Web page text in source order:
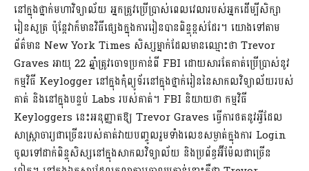
នៅក្នុងថ្នាក់មហាវិទ្យាល័យ អ្នកត្រូវប្រើប្រាស់ពេលវេលារបស់អ្នកដើម្បីសិក្សា
រៀនសូត្រ ប៉ុន្តែវាក៏មានវិធីផ្សេងក្នុងការរៀនបានពិន្ទុខ្ពស់ដែរ។ យោងទៅតាម
ព័ត៌មាន New York Times សិស្សម្នាក់ដែលមានឈ្មោះថា Trevor
Graves អាយុ 22 ឆ្នាំត្រូវចោទប្រកាន់ពី FBI ដោយសារតែគាត់ប្រើប្រាស់នូវ
កម្មវិធី Keylogger នៅក្នុងកុំព្យូទ័រនៅក្នុងថ្នាក់រៀននៃសាកលវិទ្យាល័យរបស់
គាត់ និងនៅក្នុងបន្ទប់ Labs របស់គាត់។ FBI និយាយថា កម្មវិធី
Keyloggers នេះអនុញ្ញាតឱ្យ Trevor Graves ធ្វើការថតនូវអ្វីដែល
សាស្រ្តាចារ្យជាច្រើនរបស់គាត់វាយបញ្ចូលរួមទាំងលេខសម្ងាត់ក្នុងការ Login
ចូលទៅដាក់ពិន្ទុសិស្សនៅក្នុងសាកលវិទ្យាល័យ និងប្រព័ន្ធអ៊ីម៉ែលជាច្រើន